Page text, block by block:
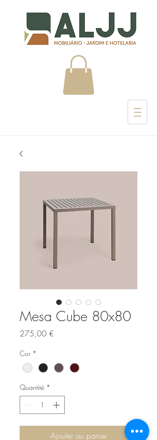
Mesa Cube 80x80
275,00 €
Cor *
Quantité *
Ajouter au panier